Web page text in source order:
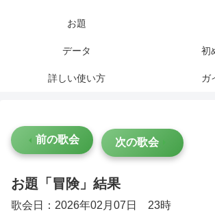
お題
データ 初
詳しい使い方 ガ
前の歌会 次の歌会
お題「冒険」結果
歌会日：2026年02月07日 23時